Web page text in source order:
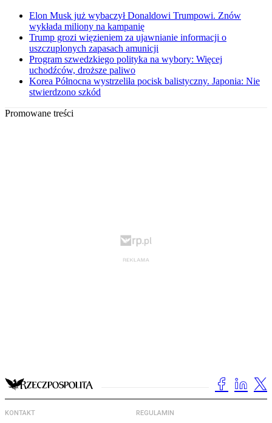
Elon Musk już wybaczył Donaldowi Trumpowi. Znów
wykłada miliony na kampanię
Trump grozi więzieniem za ujawnianie informacji o
uszczuplonych zapasach amunicji
Program szwedzkiego polityka na wybory: Więcej
uchodźców, droższe paliwo
Korea Północna wystrzeliła pocisk balistyczny. Japonia: Nie
stwierdzono szkód
Promowane treści
KONTAKT REGULAMIN